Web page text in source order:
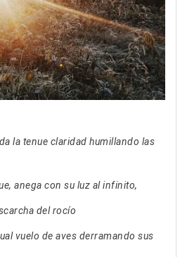
la tenue claridad humillando las
anega con su luz al infinito,
del rocío
vuelo de aves derramando sus